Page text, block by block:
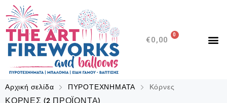
€0,00
0
Αρχική σελίδα ΠΥΡΟΤΕΧΝΗΜΑΤΑ Κόρνες